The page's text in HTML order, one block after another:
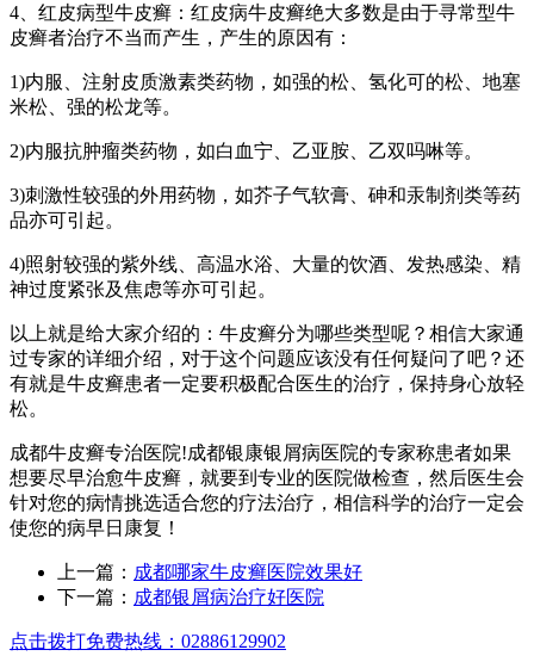
4、红皮病型牛皮癣：红皮病牛皮癣绝大多数是由于寻常型牛
皮癣者治疗不当而产生，产生的原因有：
1)内服、注射皮质激素类药物，如强的松、氢化可的松、地塞
米松、强的松龙等。
2)内服抗肿瘤类药物，如白血宁、乙亚胺、乙双吗啉等。
3)刺激性较强的外用药物，如芥子气软膏、砷和汞制剂类等药
品亦可引起。
4)照射较强的紫外线、高温水浴、大量的饮酒、发热感染、精
神过度紧张及焦虑等亦可引起。
以上就是给大家介绍的：牛皮癣分为哪些类型呢？相信大家通
过专家的详细介绍，对于这个问题应该没有任何疑问了吧？还
有就是牛皮癣患者一定要积极配合医生的治疗，保持身心放轻
松。
成都牛皮癣专治医院!成都银康银屑病医院的专家称患者如果
想要尽早治愈牛皮癣，就要到专业的医院做检查，然后医生会
针对您的病情挑选适合您的疗法治疗，相信科学的治疗一定会
使您的病早日康复！
上一篇： 成都哪家牛皮癣医院效果好
下一篇： 成都银屑病治疗好医院
点击拨打免费热线：02886129902